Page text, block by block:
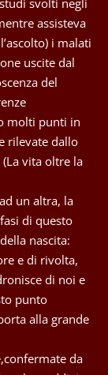
assisteva
i malati
uscite dal
del
molti punti in
rilevate dallo
vita oltre la
un altra, la
di questo
nascita:
e di rivolta,
di noi e
punto
alla grande
da